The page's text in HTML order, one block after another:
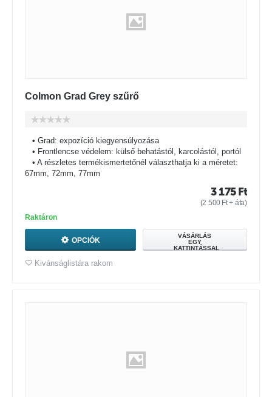
Colmon Grad Grey szűrő
• Grad: expozíció kiegyensúlyozása
• Frontlencse védelem: külső behatástól, karcolástól, portól
• A részletes termékismertetőnél választhatja ki a méretet:
67mm, 72mm, 77mm
3 175 Ft
(2 500 Ft+ áfa)
Raktáron
OPCIÓK
VÁSÁRLÁS
EGY
KATTINTÁSSAL
Kivánságlistára rakom